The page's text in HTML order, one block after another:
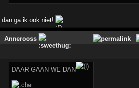
dan ga ik ook niet!
Annerooss
DAAR GAAN WE DAN